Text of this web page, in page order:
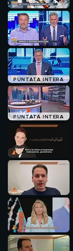
PUNTATA INTERA
PUNTATA INTERA